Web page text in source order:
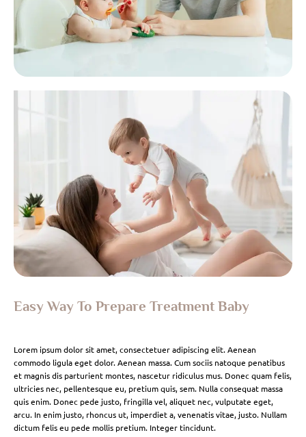
Easy Way To Prepare Treatment Baby
Lorem ipsum dolor sit amet, consectetuer adipiscing elit. Aenean
commodo ligula eget dolor. Aenean massa. Cum sociis natoque penatibus
et magnis dis parturient montes, nascetur ridiculus mus. Donec quam felis,
ultricies nec, pellentesque eu, pretium quis, sem. Nulla consequat massa
quis enim. Donec pede justo, fringilla vel, aliquet nec, vulputate eget,
arcu. In enim justo, rhoncus ut, imperdiet a, venenatis vitae, justo. Nullam
dictum felis eu pede mollis pretium. Integer tincidunt.